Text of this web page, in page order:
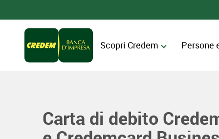
Scopri Credem Persone
Carta di debito